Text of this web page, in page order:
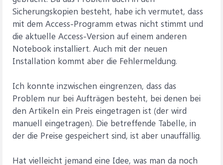
Sicherungskopien besteht, habe ich vermutet, dass
mit dem Access-Programm etwas nicht stimmt und
die aktuelle Access-Version auf einem anderen
Notebook installiert. Auch mit der neuen
Installation kommt aber die Fehlermeldung.
Ich konnte inzwischen eingrenzen, dass das
Problem nur bei Aufträgen besteht, bei denen bei
den Artikeln ein Preis eingetragen ist (der wird
manuell eingetragen). Die betreffende Tabelle, in
der die Preise gespeichert sind, ist aber unauffällig.
Hat vielleicht jemand eine Idee, was man da noch